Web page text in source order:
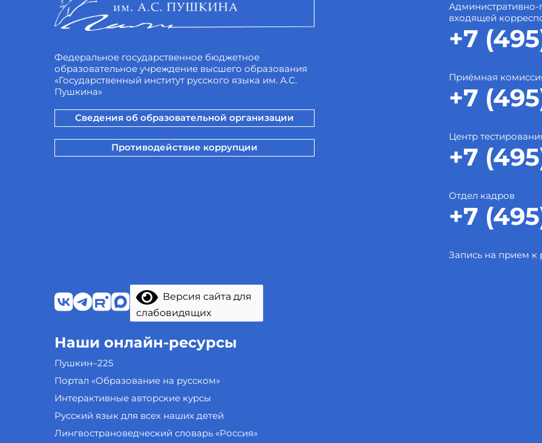
Федеральное государственное бюджетное
образовательное учреждение высшего образования
«Государственный институт русского языка им. А.С.
Пушкина»
Сведения об образовательной организации
Противодействие коррупции
входящей
+7
Приёмная
+7
Центр
+7
Отдел кадров
+7
Запись на прием к
Версия сайта для
слабовидящих
Наши онлайн-ресурсы
Пушкин–225
Портал «Образование на русском»
Интерактивные авторские курсы
Русский язык для всех наших детей
Лингвострановедческий словарь «Россия»